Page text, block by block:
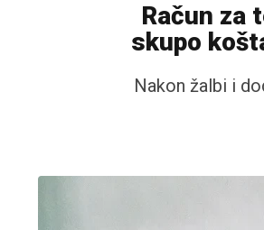
Račun za
skupo
Nakon žalbi i